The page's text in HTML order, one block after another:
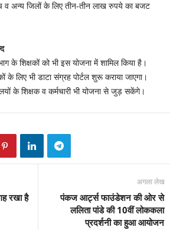
व अन्य जिलों के लिए तीन-तीन लाख रुपये का बजट
के शिक्षकों को भी इस योजना में शामिल किया है।
के लिए भी डाटा संग्रह पोर्टल शुरू कराया जाएगा।
के शिक्षक व कर्मचारी भी योजना से जुड़ सकेंगे।
रखा है
अगला लेख
पंकज आर्ट्स फाउंडेशन की ओर से
ललिता पांडे की 10वीं लोककला
प्रदर्शनी का हुआ आयोजन